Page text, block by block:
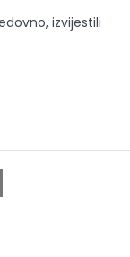
izvijestili